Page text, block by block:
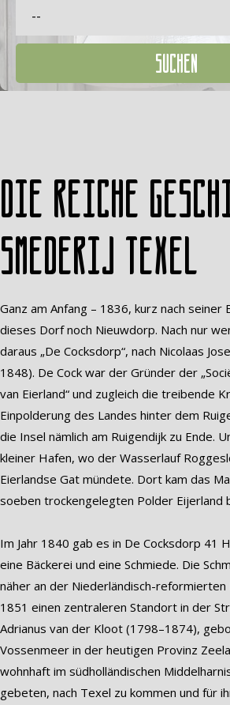
SUCHEN
Die reiche
Smederij Texel
Ganz am Anfang – 1836, kurz nach seiner
dieses Dorf noch Nieuwdorp. Nach nur
daraus „De Cocksdorp“, nach Nicolaas
1848). De Cock war der Gründer der
van Eierland“ und zugleich die treibende
Einpolderung des Landes hinter dem
die Insel nämlich am Ruigendijk zu Ende.
kleiner Hafen, wo der Wasserlauf
Eierlandse Gat mündete. Dort kam das
soeben trockengelegten Polder Eijerland
Im Jahr 1840 gab es in De Cocksdorp 41
eine Bäckerei und eine Schmiede. Die
näher an der Niederländisch-reformierten
1851 einen zentraleren Standort in der
Adrianus van der Kloot (1798–1874),
Vossenmeer in der heutigen Provinz
wohnhaft im südholländischen
gebeten, nach Texel zu kommen und für